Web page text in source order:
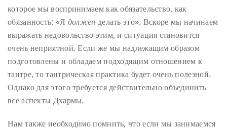
которое мы воспринимаем как обязательство, как
обязанность: «Я должен делать это». Вскоре мы начинаем
выражать недовольство этим, и ситуация становится
очень неприятной. Если же мы надлежащим образом
подготовлены и обладаем подходящим отношением к
тантре, то тантрическая практика будет очень полезной.
Однако для этого требуется действительно объединить
все аспекты Дхармы.
Нам также необходимо помнить, что если мы занимаемся